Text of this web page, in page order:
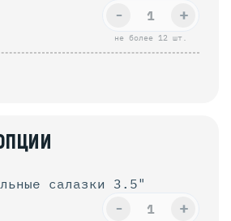
не более 12 шт.
+
-
салазки 3.5"
+
-